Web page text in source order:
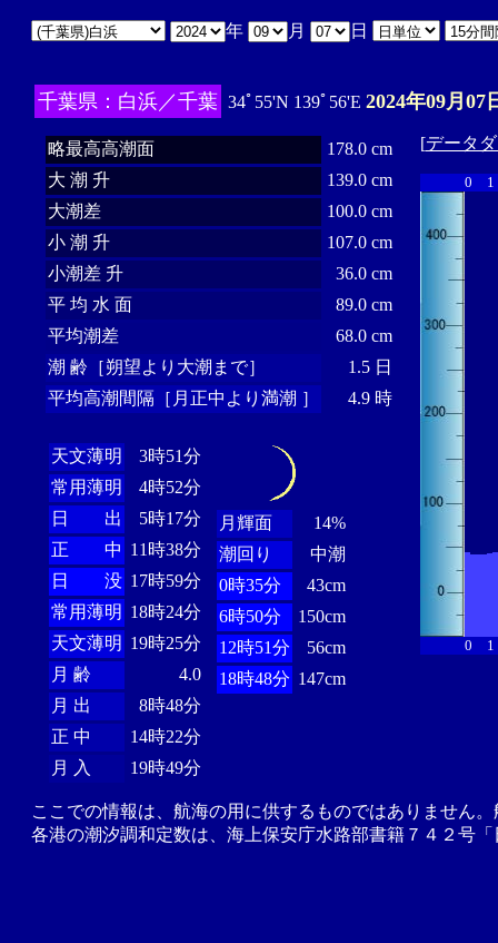
年 月 日
千葉県：白浜／千葉 34ﾟ55'N 139ﾟ56'E 2024年09月07
略最高高潮面
178.0 cm
大 潮 升
139.0 cm
大潮差
100.0 cm
小 潮 升
107.0 cm
小潮差 升
36.0 cm
平 均 水 面
89.0 cm
平均潮差
68.0 cm
潮 齢［朔望より大潮まで］
1.5 日
平均高潮間隔［月正中より満潮 ］
4.9 時
天文薄明
3時51分
常用薄明
4時52分
日 出
5時17分
正 中 11時38分
日 没 17時59分
常用薄明 18時24分
天文薄明 19時25分
月 齢
4.0
月 出
8時48分
正 中
14時22分
月 入
19時49分
月輝面
14%
潮回り
中潮
0時35分
43cm
6時50分
150cm
12時51分
56cm
18時48分 147cm
[データ
0 1
0 1
ここでの情報は、航海の用に供するものではありません
各港の潮汐調和定数は、海上保安庁水路部書籍７４２号